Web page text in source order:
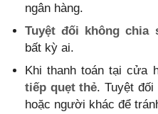
ngân hàng.
Tuyệt đối không chia
bất kỳ ai.
Khi thanh toán tại cửa
tiếp quẹt thẻ. Tuyệt đối
hoặc người khác để